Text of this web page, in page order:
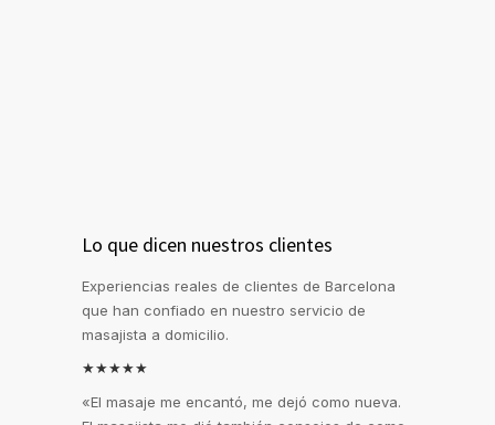
Lo que dicen nuestros clientes
Experiencias reales de clientes de Barcelona
que han confiado en nuestro servicio de
masajista a domicilio.
★★★★★
«El masaje me encantó, me dejó como nueva.